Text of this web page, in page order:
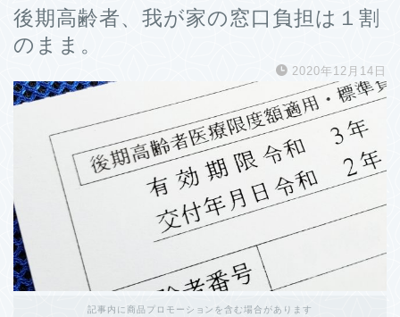
後期高齢者、我が家の窓口負担は１割
のまま。
2020年12月14日
記事内に商品プロモーションを含む場合があります